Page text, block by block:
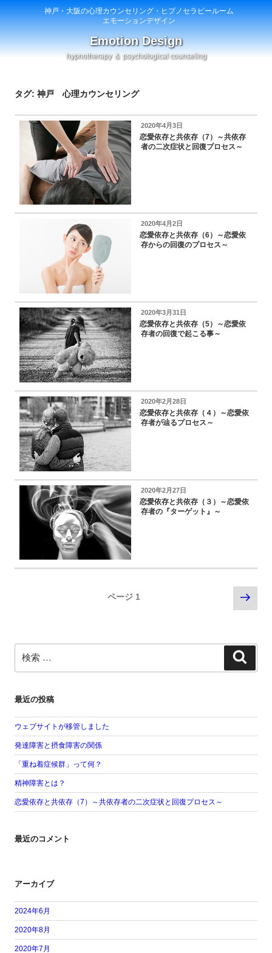
神戸・大阪の心理カウンセリング・ヒプノセラピールーム
エモーションデザイン
Emotion Design
hypnotherapy ＆ psychological counseling
タグ: 神戸 心理カウンセリング
投
稿
日:
2020年4月3日
恋愛依存と共依存（7）～共依存
者の二次症状と回復プロセス～
投
稿
日:
2020年4月2日
恋愛依存と共依存（6）～恋愛依
存からの回復のプロセス～
投
稿
日:
2020年3月31日
恋愛依存と共依存（5）～恋愛依
存者の回復で起こる事～
投
稿
日:
2020年2月28日
恋愛依存と共依存（４）～恋愛依
存者が辿るプロセス～
投
稿
日:
2020年2月27日
恋愛依存と共依存（３）～恋愛依
存者の『ターゲット』～
シ
ョ
ページ 1
次
の
ー
ジ
索:
最近の投稿
ウェブサイトが移管しました
発達障害と摂食障害の関係
「重ね着症候群」って何？
精神障害とは？
恋愛依存と共依存（7）～共依存者の二次症状と回復プロセス～
最近のコメント
アーカイブ
2024年6月
2020年8月
2020年7月